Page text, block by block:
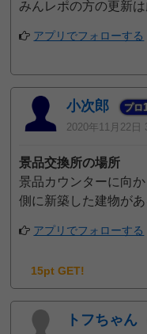
みんレポの方の更新
アプリでフォローする
小次郎 プロ
2020年11月22日
景品交換所の場所
景品カウンターに向
側に新築した建物が
アプリでフォローする
15pt GET!
トフちゃん